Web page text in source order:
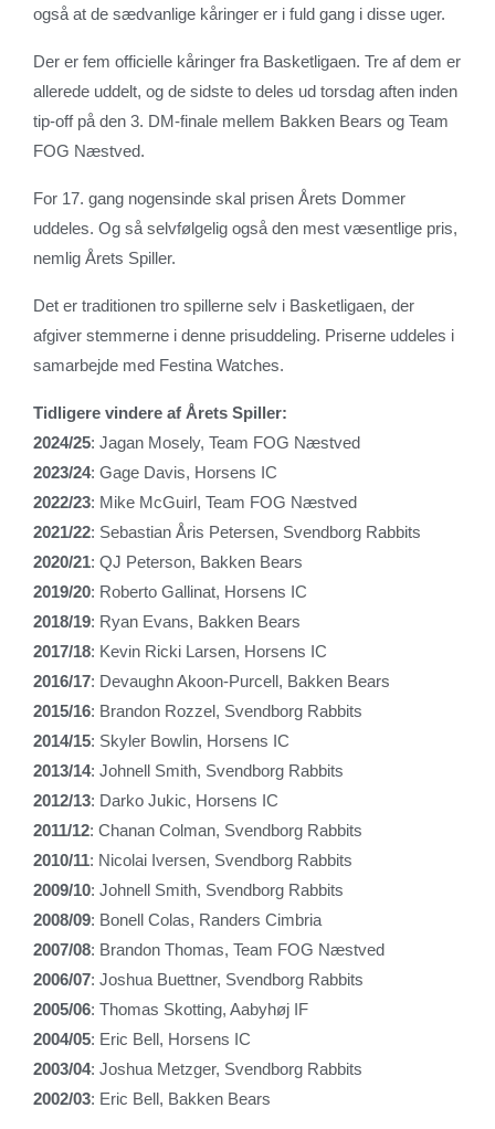
også at de sædvanlige kåringer er i fuld gang i disse uger.
Der er fem officielle kåringer fra Basketligaen. Tre af dem er
allerede uddelt, og de sidste to deles ud torsdag aften inden
tip-off på den 3. DM-finale mellem Bakken Bears og Team
FOG Næstved.
For 17. gang nogensinde skal prisen Årets Dommer
uddeles. Og så selvfølgelig også den mest væsentlige pris,
nemlig Årets Spiller.
Det er traditionen tro spillerne selv i Basketligaen, der
afgiver stemmerne i denne prisuddeling. Priserne uddeles i
samarbejde med Festina Watches.
Tidligere vindere af Årets Spiller:
2024/25: Jagan Mosely, Team FOG Næstved
2023/24: Gage Davis, Horsens IC
2022/23: Mike McGuirl, Team FOG Næstved
2021/22: Sebastian Åris Petersen, Svendborg Rabbits
2020/21: QJ Peterson, Bakken Bears
2019/20: Roberto Gallinat, Horsens IC
2018/19: Ryan Evans, Bakken Bears
2017/18: Kevin Ricki Larsen, Horsens IC
2016/17: Devaughn Akoon-Purcell, Bakken Bears
2015/16: Brandon Rozzel, Svendborg Rabbits
2014/15: Skyler Bowlin, Horsens IC
2013/14: Johnell Smith, Svendborg Rabbits
2012/13: Darko Jukic, Horsens IC
2011/12: Chanan Colman, Svendborg Rabbits
2010/11: Nicolai Iversen, Svendborg Rabbits
2009/10: Johnell Smith, Svendborg Rabbits
2008/09: Bonell Colas, Randers Cimbria
2007/08: Brandon Thomas, Team FOG Næstved
2006/07: Joshua Buettner, Svendborg Rabbits
2005/06: Thomas Skotting, Aabyhøj IF
2004/05: Eric Bell, Horsens IC
2003/04: Joshua Metzger, Svendborg Rabbits
2002/03: Eric Bell, Bakken Bears